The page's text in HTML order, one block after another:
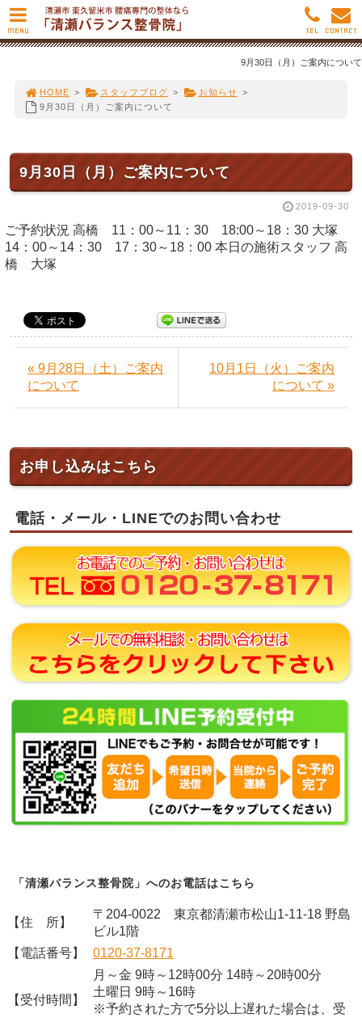
9月30日（月）ご案内について
HOME > スタッフブログ > お知らせ >
9月30日（月）ご案内について
9月30日（月）ご案内について
2019-09-30
ご予約状況 高橋 11：00～11：30 18:00～18：30 大塚
14：00～14：30 17：30～18：00 本日の施術スタッフ 高
橋 大塚
« 9月28日（土）ご案内
について
10月1日（火）ご案内
について »
お申し込みはこちら
電話・メール・LINEでのお問い合わせ
「清瀬バランス整骨院」へのお電話はこちら
【住 所】
〒204-0022 東京都清瀬市松山1-11-18 野島
ビル1階
【電話番号】
0120-37-8171
【受付時間】
月～金 9時～12時00分 14時～20時00分
土曜日 9時～16時
※予約された方で5分以上遅れた場合は、受
MENU CONTACT
TEL